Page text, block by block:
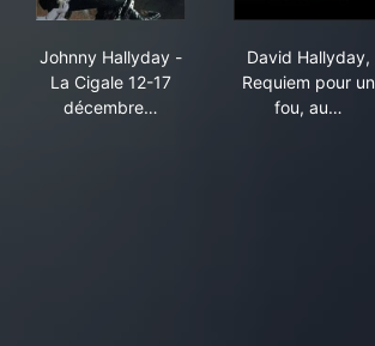
Johnny Hallyday -
La Cigale 12-17
décembre…
David Hallyday,
Requiem pour un
fou, au…